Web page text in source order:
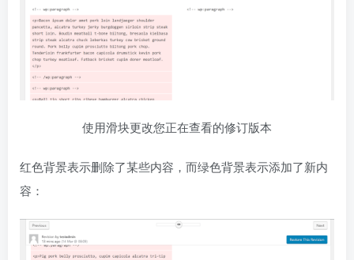
使用滑块更改您正在查看的修订版本
红色背景表示删除了某些内容，而绿色背景表示添加了新内
容：